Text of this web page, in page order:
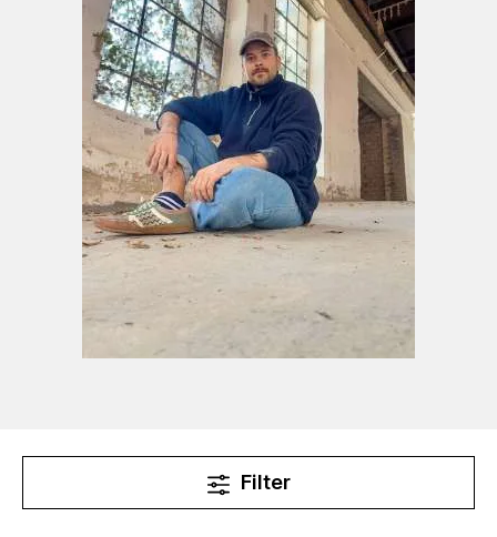
Auszeichnungen/ Nominierungen:
ausgezeichnet mit dem Kunstpreis der
Stadt Georgsmarienhütte (Kunst- und
Kulturstiftung) 2024
ausgezeichnet mit dem Kunstförderpreis
des Bundesverband bildender
Künstler:innen (2019)
nominiert für den Kunstpreis Osnabrück
2024
2024-2026
Filter